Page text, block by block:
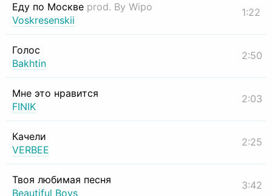
Еду по Москве prod. By Wipo
Voskresenskii
1:22
Голос
Bakhtin
2:50
Мне это нравится
FINIK
2:03
Качели
VERBEE
2:25
Твоя любимая песня
Beautiful Boys
3:42